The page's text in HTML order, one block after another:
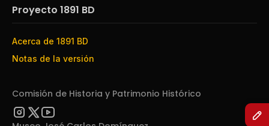
Proyecto 1891 BD
Acerca de 1891 BD
Notas de la versión
Comisión de Historia y Patrimonio Histórico